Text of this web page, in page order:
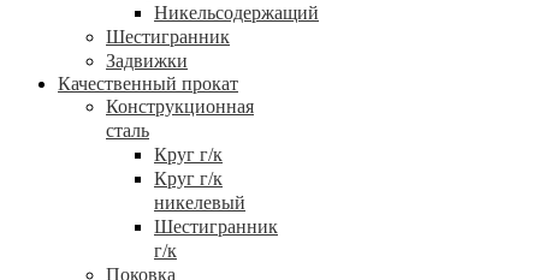
Никельсодержащий
Шестигранник
Задвижки
Качественный прокат
Конструкционная
сталь
Круг г/к
Круг г/к
никелевый
Шестигранник
г/к
Поковка